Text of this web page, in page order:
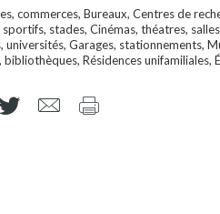
commerces, Bureaux, Centres de
stades, Cinémas, théatres,
universités, Garages, stationnements,
bibliothèques, Résidences unifamiliales,